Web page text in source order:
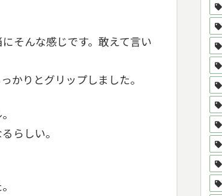
そんな感じです。敢えて言い
かりとグリップしました。
らしい。